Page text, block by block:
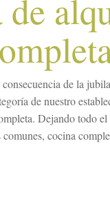
de
de la
de nuestro
Dejando todo
cocina